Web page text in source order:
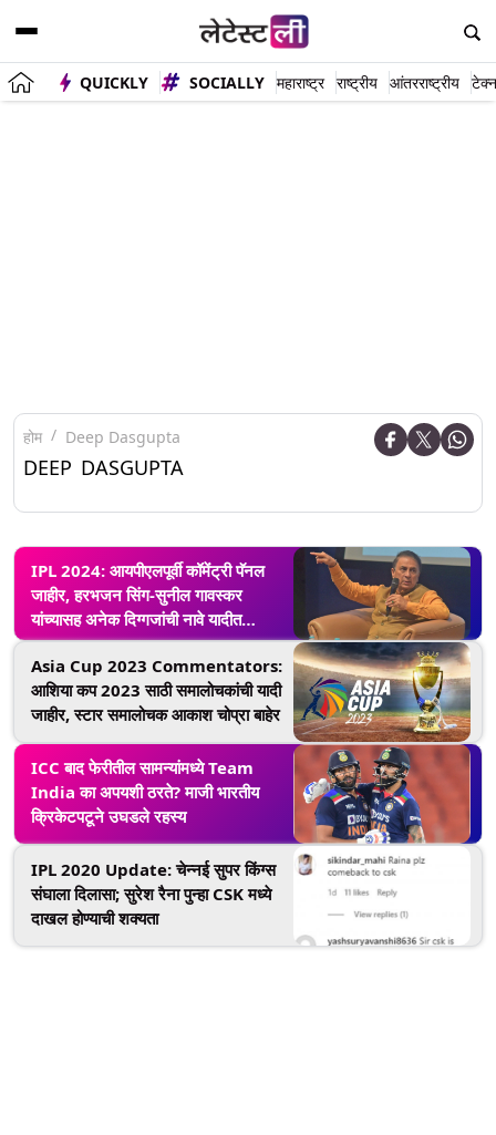
QUICKLY SOCIALLY महाराष्ट्र राष्ट्रीय आंतरराष्ट्रीय
होम Deep Dasgupta
DEEP DASGUPTA
IPL 2024: आयपीएलपूर्वी कॉमेंट्री पॅनल
जाहीर, हरभजन सिंग-सुनील गावस्कर
यांच्यासह अनेक दिग्गजांची नावे यादीत
समाविष्ट
Asia Cup 2023 Commentators:
आशिया कप 2023 साठी समालोचकांची यादी
जाहीर, स्टार समालोचक आकाश चोप्रा बाहेर
ICC बाद फेरीतील सामन्यांमध्ये Team
India का अपयशी ठरते? माजी भारतीय
क्रिकेटपटूने उघडले रहस्य
IPL 2020 Update: चेन्नई सुपर किंग्स
संघाला दिलासा; सुरेश रैना पुन्हा CSK मध्ये
दाखल होण्याची शक्यता